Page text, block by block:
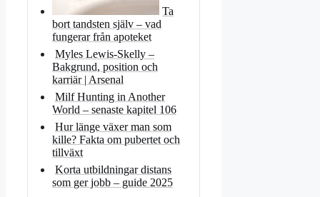
Ta
bort tandsten själv – vad
fungerar från apoteket
Myles Lewis-Skelly –
Bakgrund, position och
karriär | Arsenal
Milf Hunting in Another
World – senaste kapitel 106
Hur länge växer man som
kille? Fakta om pubertet och
tillväxt
Korta utbildningar distans
som ger jobb – guide 2025